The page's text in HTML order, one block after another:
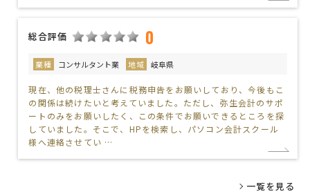
総合評価 0
業種 コンサルタント業 地域 岐阜県
現在、他の税理士さんに税務申告をお願いしており、今後もこ
の関係は続けたいと考えていました。ただし、弥生会計のサポ
ートのみをお願いしたく、この条件でお願いできるところを探
していました。そこで、HPを検索し、パソコン会計スクール
様へ連絡させてい …
一覧を見る